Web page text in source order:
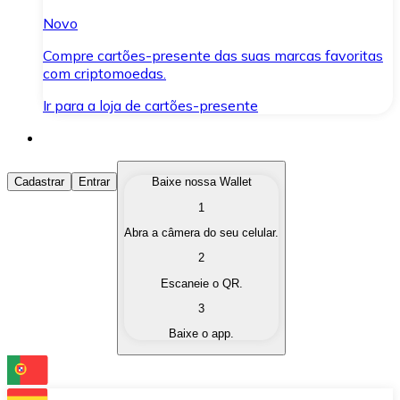
Novo
Compre cartões-presente das suas marcas favoritas
com criptomoedas.
Ir para a loja de cartões-presente
Comprar Criptomoedas
Compre as criptomoedas de seu interesse de forma
Converta suas criptomoedas em moeda fiduciária
Troque uma criptomoeda por outra
Cadastrar Entrar
Baixe nossa Wallet
1
Abra a câmera do seu celular.
2
Escaneie o QR.
3
Baixe o app.